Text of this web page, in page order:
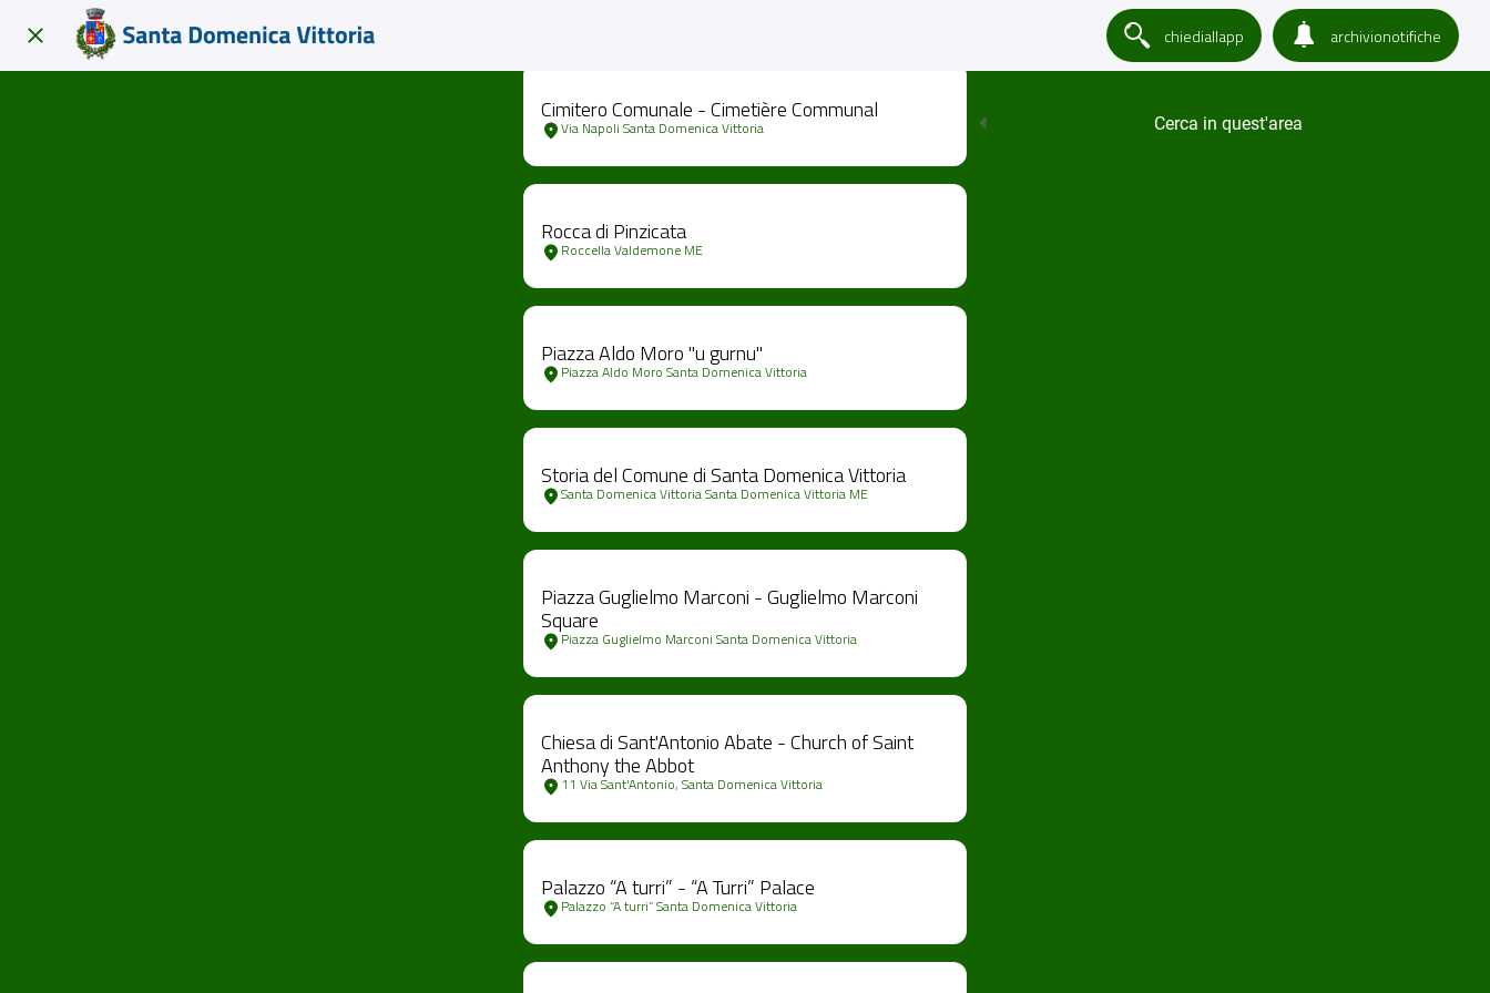
chiediallapp archivionotifiche
Cimitero Comunale - Cimetière Communal
Via Napoli Santa Domenica Vittoria
Rocca di Pinzicata
Roccella Valdemone ME
Piazza Aldo Moro "u gurnu"
Piazza Aldo Moro Santa Domenica Vittoria
Storia del Comune di Santa Domenica Vittoria
Santa Domenica Vittoria Santa Domenica Vittoria ME
Piazza Guglielmo Marconi - Guglielmo Marconi
Square
Piazza Guglielmo Marconi Santa Domenica Vittoria
Chiesa di Sant'Antonio Abate - Church of Saint
Anthony the Abbot
11 Via Sant'Antonio, Santa Domenica Vittoria
Palazzo “A turri” - “A Turri” Palace
Palazzo “A turri” Santa Domenica Vittoria
Cerca in quest'area